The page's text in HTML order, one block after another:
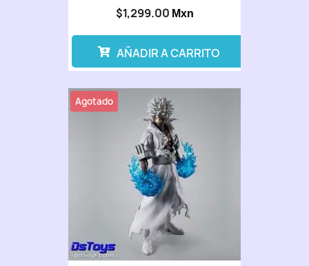
$1,299.00 Mxn
AÑADIR A CARRITO
Agotado